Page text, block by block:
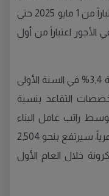
مهني في قطاع البناء، ويبدأ سريانه اعتباراً من 1 مايو 2025 حتى
في الأجور اعتباراً من أول
الزيادات في الأجور تشمل ارتفاعاً بنسبة 3,4% في السنة الأولى
مخصصات التقاعد بنسبة
راتب عامل البناء
الذي يبلغ حالياً حوالي 39,775 كرونة شهرياً، سيرتفع بنحو 2,504
كرونات على مدار عامين، منها 1,323 كرونة خلال العام الأول